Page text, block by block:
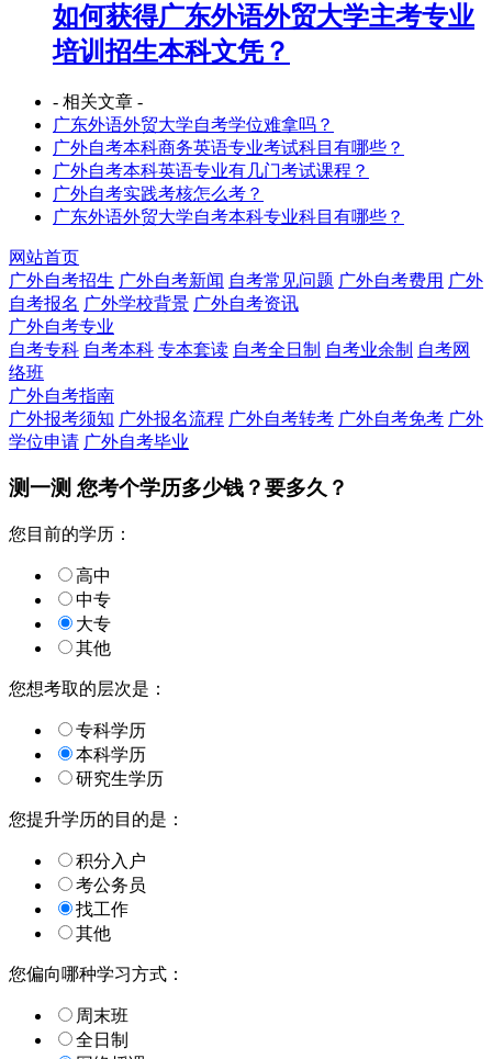
如何获得广东外语外贸大学主考专业
培训招生本科文凭？
- 相关文章 -
广东外语外贸大学自考学位难拿吗？
广外自考本科商务英语专业考试科目有哪些？
广外自考本科英语专业有几门考试课程？
广外自考实践考核怎么考？
广东外语外贸大学自考本科专业科目有哪些？
网站首页
广外自考招生 广外自考新闻 自考常见问题 广外自考费用 广外
自考报名 广外学校背景 广外自考资讯
广外自考专业
自考专科 自考本科 专本套读 自考全日制 自考业余制 自考网
络班
广外自考指南
广外报考须知 广外报名流程 广外自考转考 广外自考免考 广外
学位申请 广外自考毕业
测一测 您考个学历多少钱？要多久？
您目前的学历：
高中
中专
大专
其他
您想考取的层次是：
专科学历
本科学历
研究生学历
您提升学历的目的是：
积分入户
考公务员
找工作
其他
您偏向哪种学习方式：
周末班
全日制